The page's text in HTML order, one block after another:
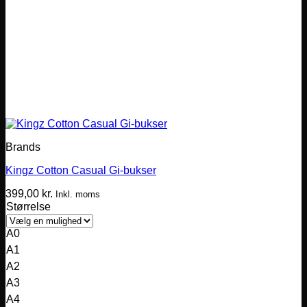
Brands
Kingz Cotton Casual Gi-bukser
399,00 kr. Inkl. moms
Størrelse
A0
A1
A2
A3
A4